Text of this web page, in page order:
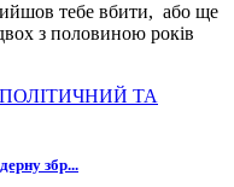
тебе вбити, або ще
з половиною років
ТА
збр...